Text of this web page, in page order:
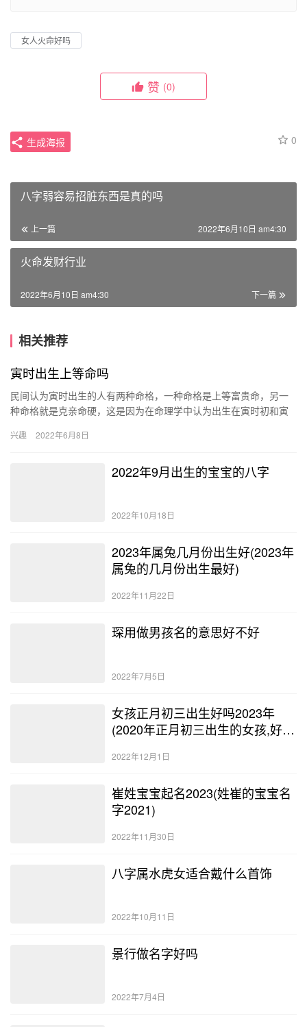
女人火命好吗
赞 (0)
0
生成海报
八字弱容易招脏东西是真的吗
上一篇 2022年6月10日 am4:30
火命发财行业
下一篇
2022年6月10日 am4:30
相关推荐
寅时出生上等命吗
民间认为寅时出生的人有两种命格，一种命格是上等富贵命，另一
种命格就是克亲命硬，这是因为在命理学中认为出生在寅时初和寅
了，可…
兴趣 2022年6月8日
2022年9月出生的宝宝的八字
2022年10月18日
2023年属兔几月份出生好(2023年
属兔的几月份出生最好)
2022年11月22日
琛用做男孩名的意思好不好
2022年7月5日
女孩正月初三出生好吗2023年
(2020年正月初三出生的女孩,好
2022年12月1日
崔姓宝宝起名2023(姓崔的宝宝名
字2021)
2022年11月30日
八字属水虎女适合戴什么首饰
2022年10月11日
景行做名字好吗
2022年7月4日